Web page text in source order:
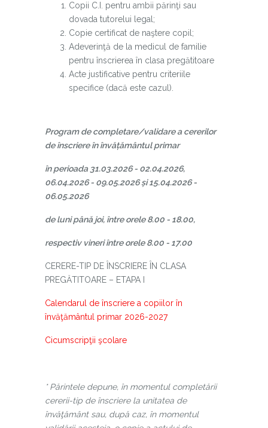
Copii C.I. pentru ambii părinţi sau
dovada tutorelui legal;
Copie certificat de naştere copil;
Adeverinţă de la medicul de familie
pentru înscrierea în clasa pregătitoare
Acte justificative pentru criteriile
specifice (dacă este cazul).
Program de completare/validare a cererilor
de înscriere în învățământul primar
în perioada 31.03.2026 - 02.04.2026,
06.04.2026 - 09.05.2026 și 15.04.2026 -
06.05.2026
de luni până joi, între orele 8.00 - 18.00,
respectiv vineri între orele 8.00 - 17.00
CERERE-TIP DE ÎNSCRIERE ÎN CLASA
PREGĂTITOARE – ETAPA I
Calendarul de înscriere a copiilor în
învăţământul primar 2026-2027
Cicumscripţii şcolare
* Părintele depune, în momentul completării
cererii-tip de înscriere la unitatea de
învăţământ sau, după caz, în momentul